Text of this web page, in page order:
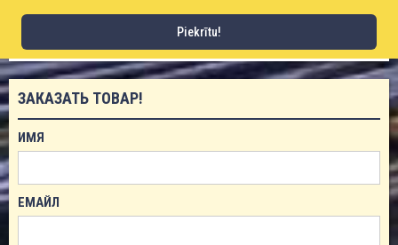
ЗАКАЗАТЬ ТОВАР!
ИМЯ
ЕМАЙЛ
Piekrītu!